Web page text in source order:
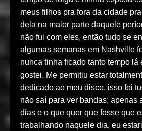
meus filhos pra fora da cidade
dela na maior parte daquele
não fui com eles, então tudo se
algumas semanas em Nashville
nunca tinha ficado tanto tempo lá
gostei. Me permitiu estar
dedicado ao meu disco, isso foi
não saí para ver bandas; apenas
dias e o que quer que fosse que
trabalhando naquele dia, eu